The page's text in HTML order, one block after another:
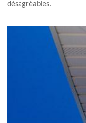
désagréables.